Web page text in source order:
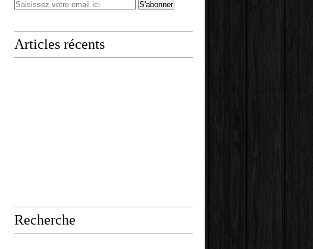
Articles récents
Recherche